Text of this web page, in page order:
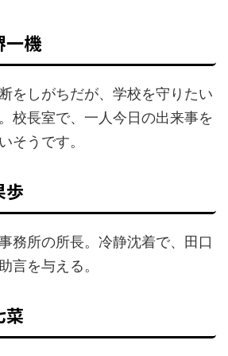
一機
をしがちだが、学校を守りたい
校長室で、一人今日の出来事を
そうです。
歩
務所の所長。冷静沈着で、田口
言を与える。
菜